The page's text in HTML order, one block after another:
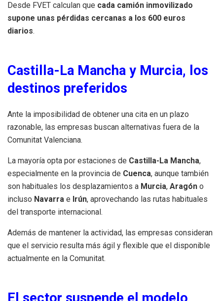
Desde FVET calculan que cada camión inmovilizado
supone unas pérdidas cercanas a los 600 euros
diarios.
Castilla-La Mancha y Murcia, los
destinos preferidos
Ante la imposibilidad de obtener una cita en un plazo
razonable, las empresas buscan alternativas fuera de la
Comunitat Valenciana.
La mayoría opta por estaciones de Castilla-La Mancha,
especialmente en la provincia de Cuenca, aunque también
son habituales los desplazamientos a Murcia, Aragón o
incluso Navarra e Irún, aprovechando las rutas habituales
del transporte internacional.
Además de mantener la actividad, las empresas consideran
que el servicio resulta más ágil y flexible que el disponible
actualmente en la Comunitat.